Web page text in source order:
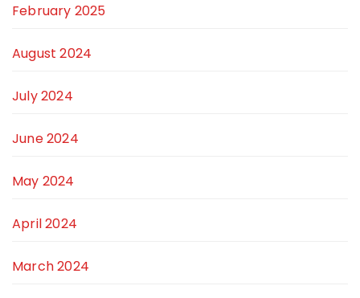
February 2025
August 2024
July 2024
June 2024
May 2024
April 2024
March 2024